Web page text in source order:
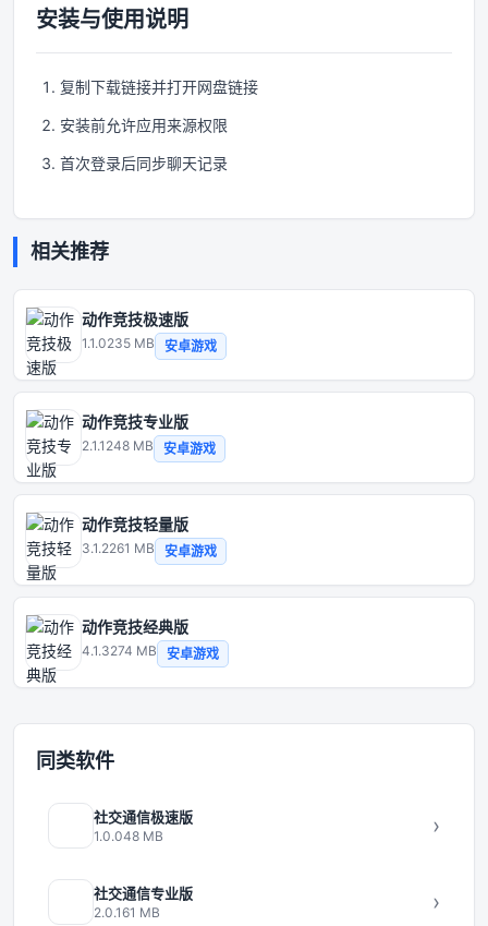
同类软件
社交通信极速版
1.0.048 MB ›
社交通信专业版
2.0.161 MB ›
安装与使用说明
复制下载链接并打开网盘链接
安装前允许应用来源权限
首次登录后同步聊天记录
相关推荐
动作竞技极速版
1.1.0235 MB 安卓游戏
动作竞技专业版
2.1.1 248 MB 安卓游戏
动作竞技轻量版
3.1.2261 MB 安卓游戏
动作竞技经典版
4.1.3274 MB 安卓游戏